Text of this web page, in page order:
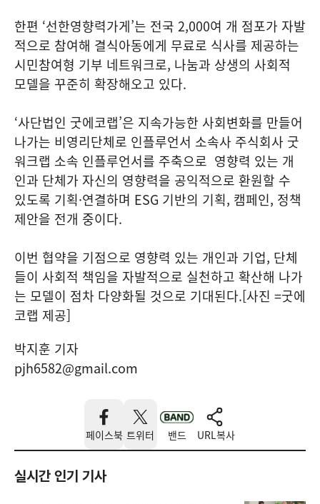
한편 ‘선한영향력가게’는 전국 2,000여 개 점포가 자발
적으로 참여해 결식아동에게 무료로 식사를 제공하는
시민참여형 기부 네트워크로, 나눔과 상생의 사회적
모델을 꾸준히 확장해오고 있다.
‘사단법인 굿에코랩’은 지속가능한 사회변화를 만들어
나가는 비영리단체로 인플루언서 소속사 주식회사 굿
워크랩 소속 인플루언서를 주축으로 영향력 있는 개
인과 단체가 자신의 영향력을 공익적으로 환원할 수
있도록 기획·연결하며 ESG 기반의 기획, 캠페인, 정책
제안을 전개 중이다.
이번 협약을 기점으로 영향력 있는 개인과 기업, 단체
들이 사회적 책임을 자발적으로 실천하고 확산해 나가
는 모델이 점차 다양화될 것으로 기대된다.[사진 =굿에
코랩 제공]
박지훈 기자
pjh6582@gmail.com
페이스북 트위터 밴드 URL복사
실시간 인기 기사